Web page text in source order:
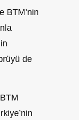
BTM’nin
de